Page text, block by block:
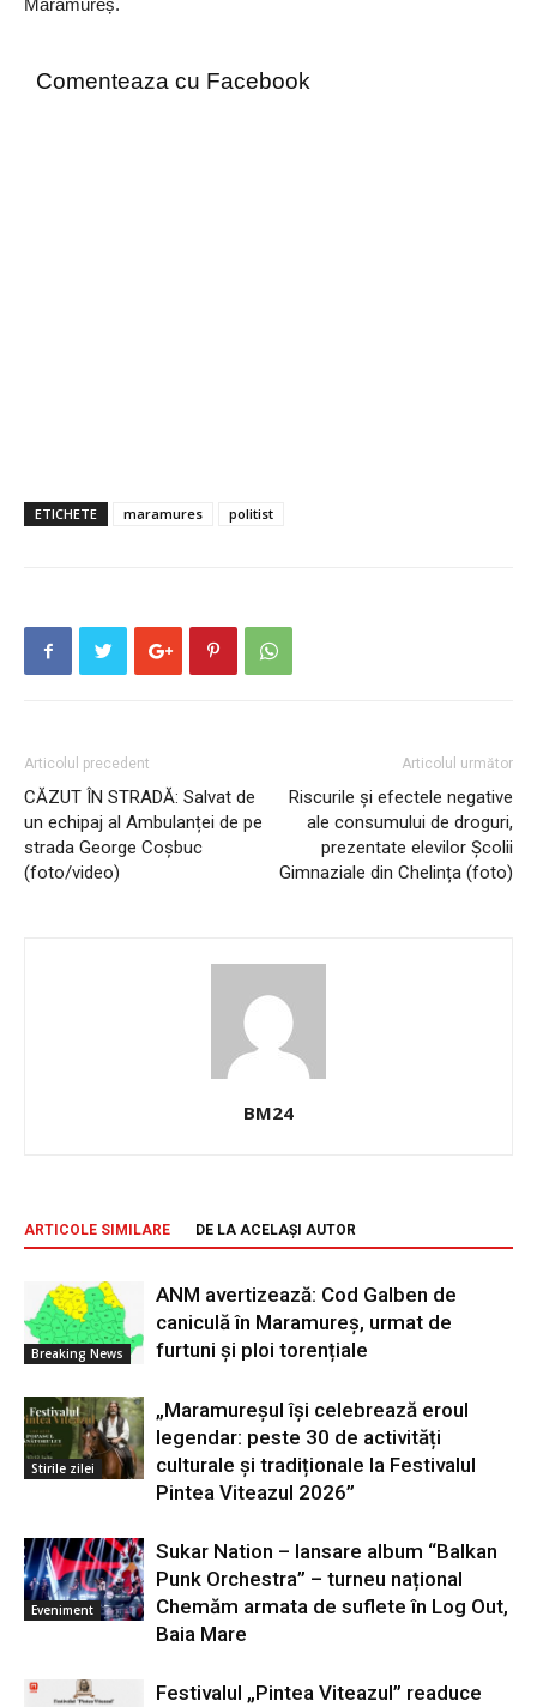
Maramureș.
Comenteaza cu Facebook
ETICHETE maramures politist
Articolul precedent
CĂZUT ÎN STRADĂ: Salvat de
un echipaj al Ambulanței de pe
strada George Coșbuc
(foto/video)
Articolul următor
Riscurile și efectele negative
ale consumului de droguri,
prezentate elevilor Școlii
Gimnaziale din Chelința (foto)
BM24
ARTICOLE SIMILARE DE LA ACELAȘI AUTOR
Breaking News
ANM avertizează: Cod Galben de
caniculă în Maramureș, urmat de
furtuni și ploi torențiale
Stirile zilei
„Maramureșul își celebrează eroul
legendar: peste 30 de activități
culturale și tradiționale la Festivalul
Pintea Viteazul 2026”
Eveniment
Sukar Nation – lansare album “Balkan
Punk Orchestra” – turneu național
Chemăm armata de suflete în Log Out,
Baia Mare
Festivalul „Pintea Viteazul” readuce